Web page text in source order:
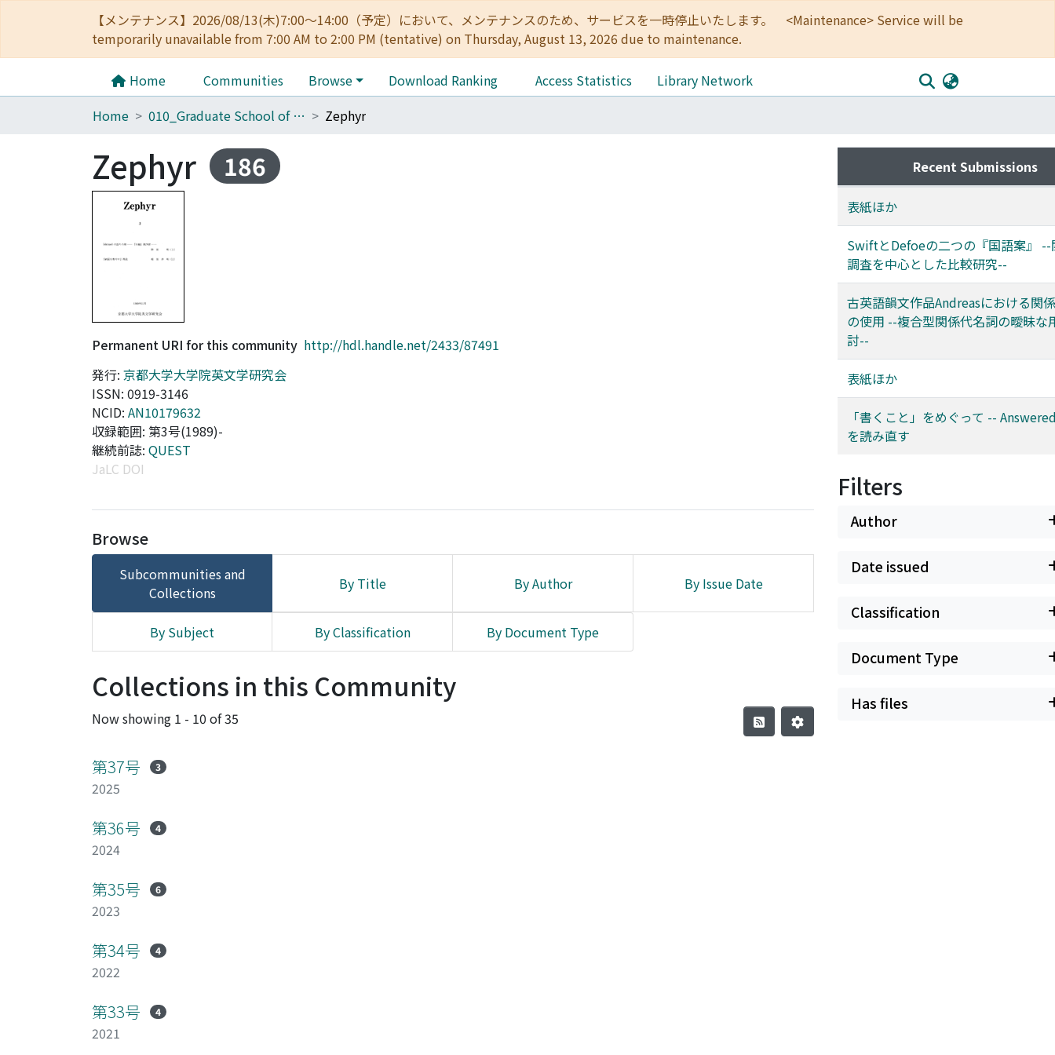
【メンテナンス】2026/08/13(木)7:00～14:00（予定）において、メンテナンスのため、サービスを一時停止いたします。 <Maintenance> Service will be
temporarily unavailable from 7:00 AM to 2:00 PM (tentative) on Thursday, August 13, 2026 due to maintenance.
Home Communities Browse Download Ranking Access Statistics
Library Network
Home
010_Graduate School of Letters Zephyr
Zephyr 186
Permanent URI for this community http://hdl.handle.net/2433/87491
発行: 京都大学大学院英文学研究会
ISSN: 0919-3146
NCID: AN10179632
収録範囲: 第3号(1989)-
継続前誌: QUEST
JaLC DOI
Browse
Subcommunities and
Collections
By Title By Author By Issue Date
By Subject By Classification By Document Type
Collections in this Community
Now showing 1 - 10 of 35
第37号 3
2025
第36号 4
2024
第35号 6
2023
第34号 4
2022
第33号 4
2021
Recent Submissions
表紙ほか
SwiftとDefoeの二つの『国語案』 --
調査を中心とした比較研究--
古英語韻文作品Andreasにおける関
の使用 --複合型関係代名詞の曖昧な
討--
表紙ほか
「書くこと」をめぐって --
を読み直す
Filters
Author
Date issued
Classification
Document Type
Has files